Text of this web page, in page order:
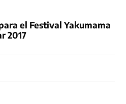
el Festival Yakumama
2017